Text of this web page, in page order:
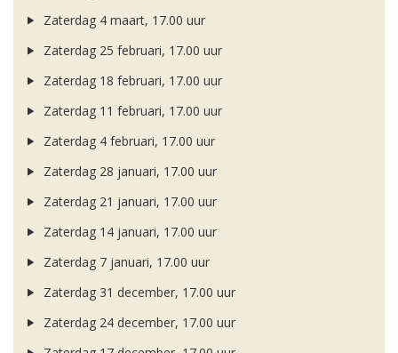
Zaterdag 4 maart, 17.00 uur
Zaterdag 25 februari, 17.00 uur
Zaterdag 18 februari, 17.00 uur
Zaterdag 11 februari, 17.00 uur
Zaterdag 4 februari, 17.00 uur
Zaterdag 28 januari, 17.00 uur
Zaterdag 21 januari, 17.00 uur
Zaterdag 14 januari, 17.00 uur
Zaterdag 7 januari, 17.00 uur
Zaterdag 31 december, 17.00 uur
Zaterdag 24 december, 17.00 uur